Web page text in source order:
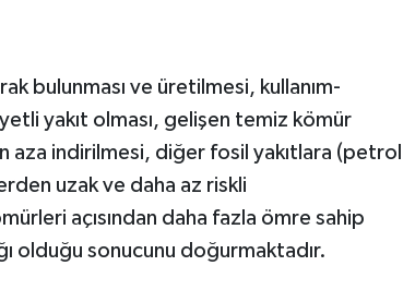
bulunması ve üretilmesi, kullanım-
yakıt olması, gelişen temiz kömür
indirilmesi, diğer fosil yakıtlara (petrol
uzak ve daha az riskli
açısından daha fazla ömre sahip
olduğu sonucunu doğurmaktadır.